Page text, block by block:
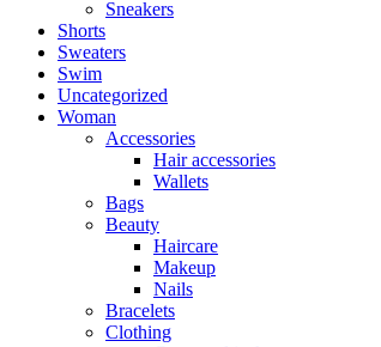
Sneakers
Shorts
Sweaters
Swim
Uncategorized
Woman
Accessories
Hair accessories
Wallets
Bags
Beauty
Haircare
Makeup
Nails
Bracelets
Clothing